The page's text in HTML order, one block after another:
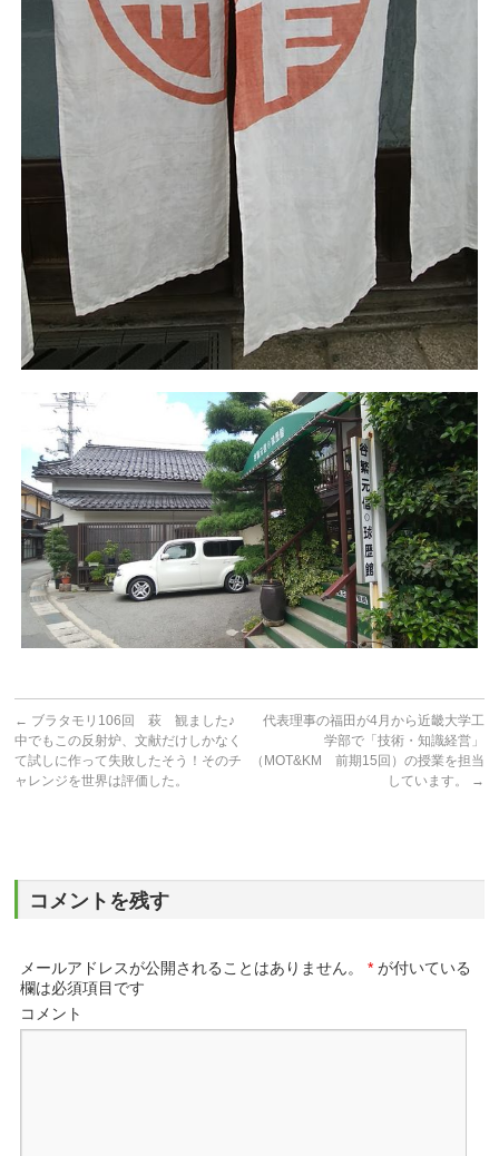
← ブラタモリ106回 萩 観ました♪
中でもこの反射炉、文献だけしかなく
て試しに作って失敗したそう！そのチ
ャレンジを世界は評価した。
代表理事の福田が4月から近畿大学工
学部で「技術・知識経営」
（MOT&KM 前期15回）の授業を担当
しています。
→
コメントを残す
メールアドレスが公開されることはありません。 * が付いている
欄は必須項目です
コメント